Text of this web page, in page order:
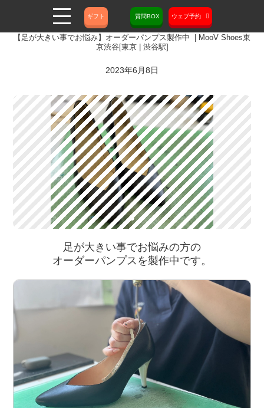
ギフト 質問BOX ウェブ予約
【足が大きい事でお悩み】オーダーパンプス製作中 | MooV Shoes東
京渋谷[東京 | 渋谷駅]
2023年6月8日
足が大きい事でお悩みの方の
オーダーパンプスを製作中です。